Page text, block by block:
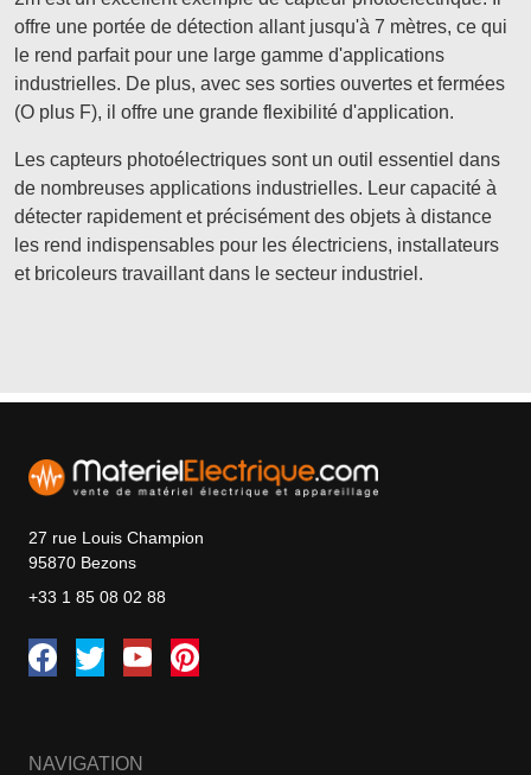
offre une portée de détection allant jusqu'à 7 mètres, ce qui
le rend parfait pour une large gamme d'applications
industrielles. De plus, avec ses sorties ouvertes et fermées
(O plus F), il offre une grande flexibilité d'application.
Les capteurs photoélectriques sont un outil essentiel dans
de nombreuses applications industrielles. Leur capacité à
détecter rapidement et précisément des objets à distance
les rend indispensables pour les électriciens, installateurs
et bricoleurs travaillant dans le secteur industriel.
27 rue Louis Champion
95870 Bezons
+33 1 85 08 02 88
NAVIGATION